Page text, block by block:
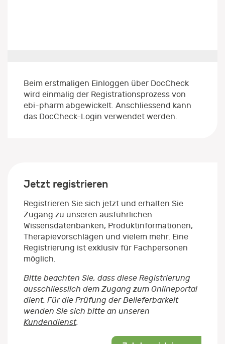
Beim erstmaligen Einloggen über DocCheck
wird einmalig der Registrationsprozess von
ebi-pharm abgewickelt. Anschliessend kann
das DocCheck-Login verwendet werden.
Jetzt registrieren
Registrieren Sie sich jetzt und erhalten Sie
Zugang zu unseren ausführlichen
Wissensdatenbanken, Produktinformationen,
Therapievorschlägen und vielem mehr. Eine
Registrierung ist exklusiv für Fachpersonen
möglich.
Bitte beachten Sie, dass diese Registrierung
ausschliesslich dem Zugang zum Onlineportal
dient. Für die Prüfung der Belieferbarkeit
wenden Sie sich bitte an unseren
Kundendienst.